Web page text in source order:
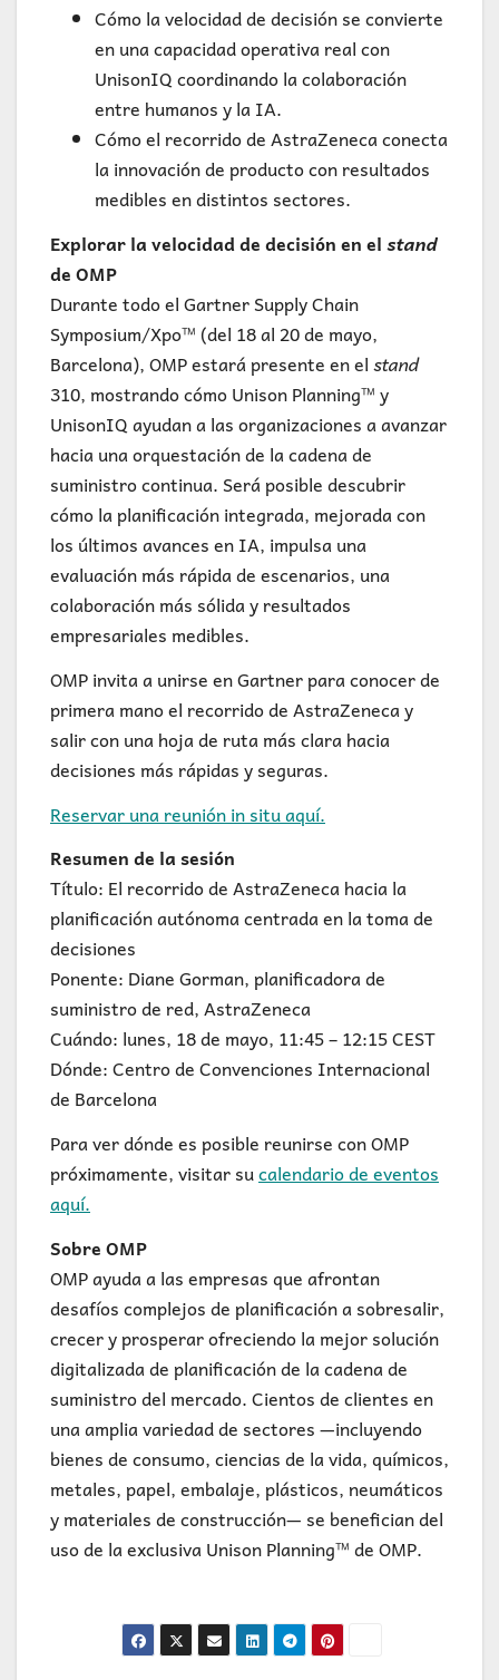
Cómo la velocidad de decisión se convierte
en una capacidad operativa real con
UnisonIQ coordinando la colaboración
entre humanos y la IA.
Cómo el recorrido de AstraZeneca conecta
la innovación de producto con resultados
medibles en distintos sectores.
Explorar la velocidad de decisión en elstand
de OMP
Durante todo el Gartner Supply Chain
Symposium/Xpo™ (del 18 al 20 de mayo,
Barcelona), OMP estará presente en elstand
310, mostrando cómo Unison Planning™ y
UnisonIQ ayudan a las organizaciones a avanzar
hacia una orquestación de la cadena de
suministro continua. Será posible descubrir
cómo la planificación integrada, mejorada con
los últimos avances en IA, impulsa una
evaluación más rápida de escenarios, una
colaboración más sólida y resultados
empresariales medibles.
OMP invita a unirse en Gartner para conocer de
primera mano el recorrido de AstraZeneca y
salir con una hoja de ruta más clara hacia
decisiones más rápidas y seguras.
Reservar una reunión in situ aquí.
Resumen de la sesión
Título: El recorrido de AstraZeneca hacia la
planificación autónoma centrada en la toma de
decisiones
Ponente: Diane Gorman, planificadora de
suministro de red, AstraZeneca
Cuándo: lunes, 18 de mayo, 11:45 – 12:15 CEST
Dónde: Centro de Convenciones Internacional
de Barcelona
Para ver dónde es posible reunirse con OMP
próximamente, visitar sucalendario de eventos
aquí.
Sobre OMP
OMP ayuda a las empresas que afrontan
desafíos complejos de planificación a sobresalir,
crecer y prosperar ofreciendo la mejor solución
digitalizada de planificación de la cadena de
suministro del mercado. Cientos de clientes en
una amplia variedad de sectores —incluyendo
bienes de consumo, ciencias de la vida, químicos,
metales, papel, embalaje, plásticos, neumáticos
y materiales de construcción— se benefician del
uso de la exclusiva Unison Planning™ de OMP.